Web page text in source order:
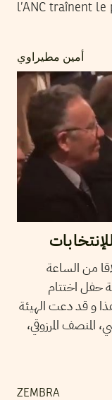
l’ANC traînent le
أمين مطيراوي
18 ماي 2012 انطلاقا من الساعة
حفل اختتام
و قد دعت الهيئة
المنصف المرزوقي،
ZEMBRA